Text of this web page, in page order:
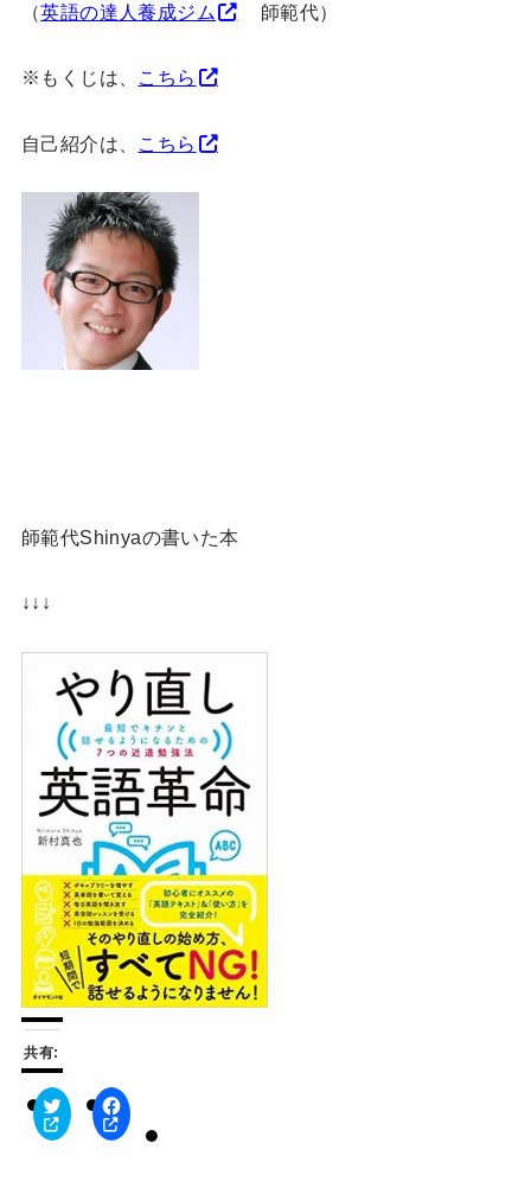
（英語の達人養成ジム 師範代）
※もくじは、 こちら
自己紹介は、 こちら
師範代Shinyaの書いた本
↓↓↓
共有:
ク
リ
F
a